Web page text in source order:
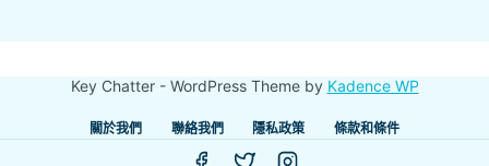
Key Chatter - WordPress Theme by Kadence WP
關於我們 聯絡我們 隱私政策 條款和條件